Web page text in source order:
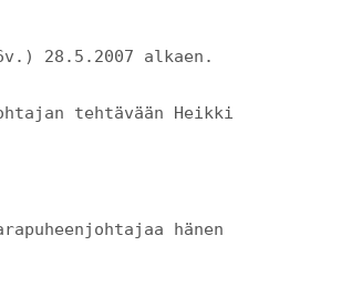
28.5.2007 alkaen.
tehtävään Heikki
hänen